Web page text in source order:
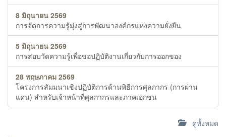
8 มิถุนายน 2569
การจัดการความรู้มุ่งสู่การพัฒนาองค์กรแห่งความยั่งยืน
5 มิถุนายน 2569
การสอบวัดความรู้เพื่อขอปฏิบัติงานเกี่ยวกับการออกของ
28 พฤษภาคม 2569
โครงการสัมมนาเชิงปฏิบัติการด้านพิธีการศุลกากร (การผ่าน
แดน) สำหรับเจ้าหน้าที่ศุลกากรและภาคเอกชน
ดูทั้งหมด